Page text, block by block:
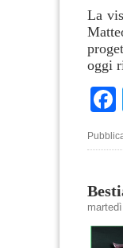
La
oggi